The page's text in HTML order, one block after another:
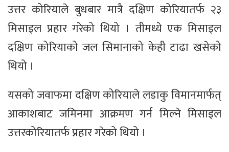
उत्तर कोरियाले बुधबार मात्रै दक्षिण कोरियातर्फ २३
मिसाइल प्रहार गरेको थियो । तीमध्ये एक मिसाइल
दक्षिण कोरियाको जल सिमानाको केही टाढा खसेको
थियो ।
यसको जवाफमा दक्षिण कोरियाले लडाकु विमानमार्फत्
आकाशबाट जमिनमा आक्रमण गर्न मिल्ने मिसाइल
उत्तरकोरियातर्फ प्रहार गरेको थियो ।